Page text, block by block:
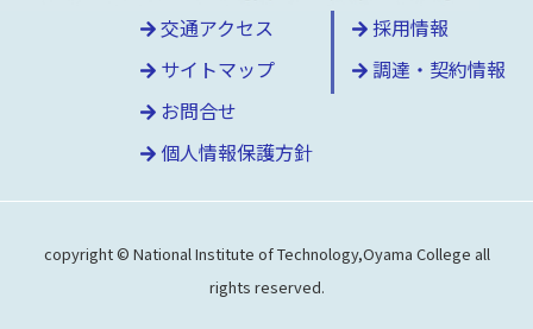
採用情報
調達・契約情報
交通アクセス
サイトマップ
お問合せ
個人情報保護方針
copyright © National Institute of Technology,Oyama College all
rights reserved.